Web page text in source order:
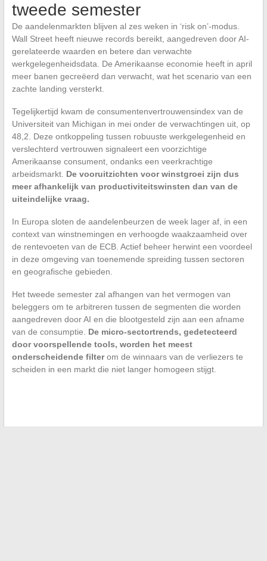
tweede semester
De aandelenmarkten blijven al zes weken in ‘risk on’-modus.
Wall Street heeft nieuwe records bereikt, aangedreven door AI-
gerelateerde waarden en betere dan verwachte
werkgelegenheidsdata. De Amerikaanse economie heeft in april
meer banen gecreëerd dan verwacht, wat het scenario van een
zachte landing versterkt.
Tegelijkertijd kwam de consumentenvertrouwensindex van de
Universiteit van Michigan in mei onder de verwachtingen uit, op
48,2. Deze ontkoppeling tussen robuuste werkgelegenheid en
verslechterd vertrouwen signaleert een voorzichtige
Amerikaanse consument, ondanks een veerkrachtige
arbeidsmarkt. De vooruitzichten voor winstgroei zijn dus
meer afhankelijk van productiviteitswinsten dan van de
uiteindelijke vraag.
In Europa sloten de aandelenbeurzen de week lager af, in een
context van winstnemingen en verhoogde waakzaamheid over
de rentevoeten van de ECB. Actief beheer herwint een voordeel
in deze omgeving van toenemende spreiding tussen sectoren
en geografische gebieden.
Het tweede semester zal afhangen van het vermogen van
beleggers om te arbitreren tussen de segmenten die worden
aangedreven door AI en die blootgesteld zijn aan een afname
van de consumptie. De micro-sectortrends, gedetecteerd
door voorspellende tools, worden het meest
onderscheidende filterom de winnaars van de verliezers te
scheiden in een markt die niet langer homogeen stijgt.